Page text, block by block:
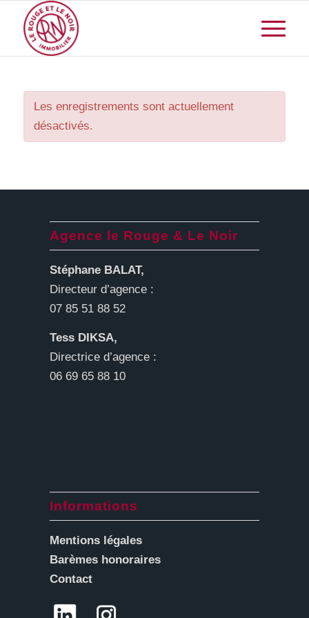
Les enregistrements sont actuellement
désactivés.
Agence le Rouge & Le Noir
Stéphane BALAT,
Directeur d’agence :
07 85 51 88 52
Tess DIKSA,
Directrice d’agence :
06 69 65 88 10
Informations
Mentions légales
Barèmes honoraires
Contact